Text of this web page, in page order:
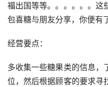
福出国等等。。。。。。这
包喜糖与朋友分享，你便有
经营要点：
多收集一些糖果类的信息，
位，然后根据顾客的要求寻